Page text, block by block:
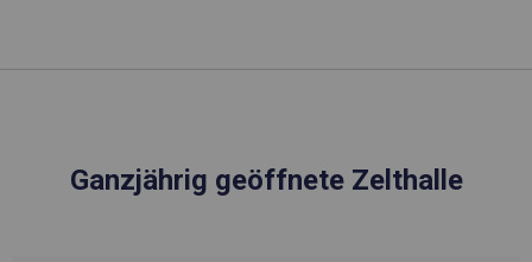
Ganzjährig geöffnete Zelthalle